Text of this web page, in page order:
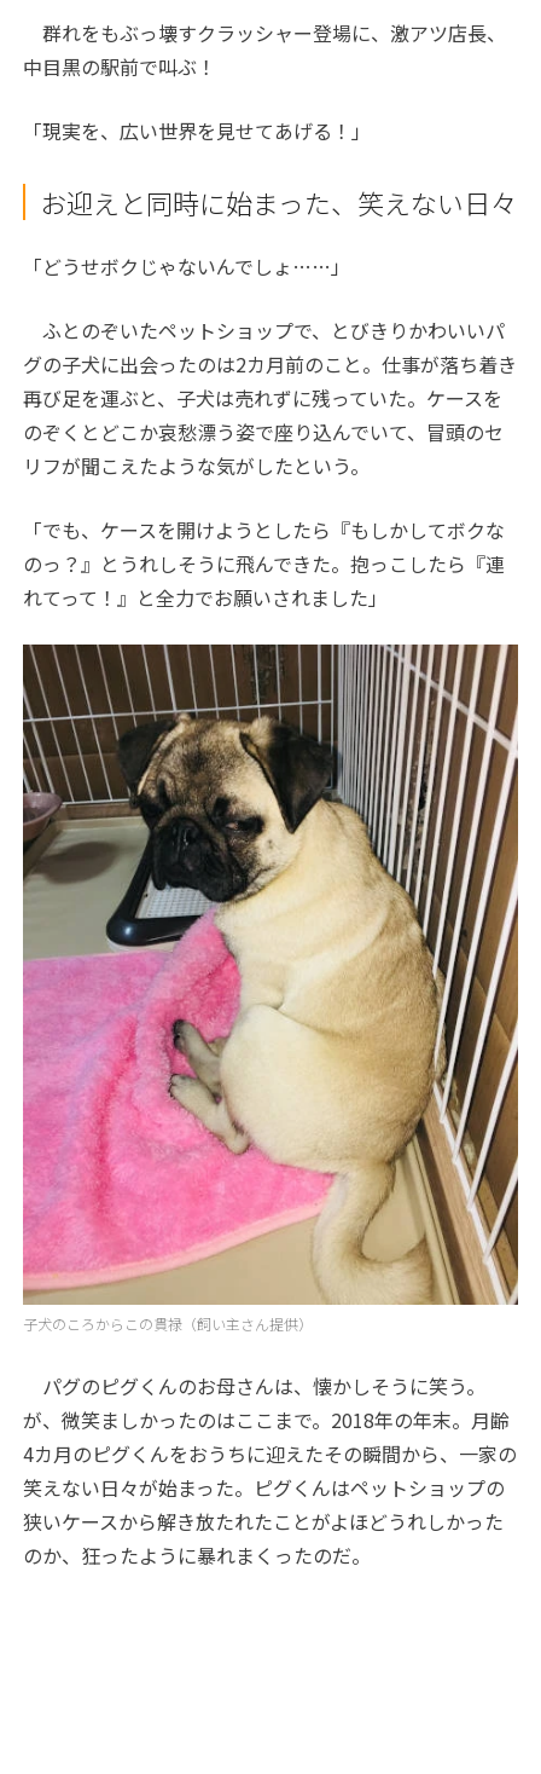
群れをもぶっ壊すクラッシャー登場に、激アツ店長、
中目黒の駅前で叫ぶ！
「現実を、広い世界を見せてあげる！」
お迎えと同時に始まった、笑えない日々
「どうせボクじゃないんでしょ……」
ふとのぞいたペットショップで、とびきりかわいいパ
グの子犬に出会ったのは2カ月前のこと。仕事が落ち着き
再び足を運ぶと、子犬は売れずに残っていた。ケースを
のぞくとどこか哀愁漂う姿で座り込んでいて、冒頭のセ
リフが聞こえたような気がしたという。
「でも、ケースを開けようとしたら『もしかしてボクな
のっ？』とうれしそうに飛んできた。抱っこしたら『連
れてって！』と全力でお願いされました」
子犬のころからこの貫禄（飼い主さん提供）
パグのピグくんのお母さんは、懐かしそうに笑う。
が、微笑ましかったのはここまで。2018年の年末。月齢
4カ月のピグくんをおうちに迎えたその瞬間から、一家の
笑えない日々が始まった。ピグくんはペットショップの
狭いケースから解き放たれたことがよほどうれしかった
のか、狂ったように暴れまくったのだ。